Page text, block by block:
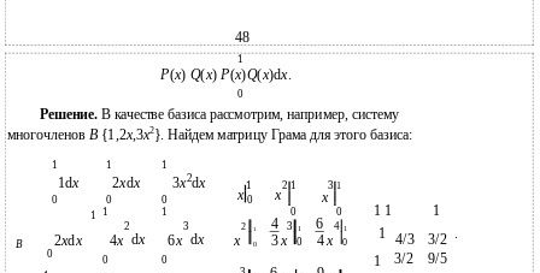
48
1
P(x) Q(x)P(x)Q(x)dx.
0
Решение. В качестве базиса рассмотрим, например, систему
многочленов B {1,2x,3x2}. Найдем матрицу Грама для этого базиса:
1 1 1
1dx 2xdx 3x2dx
x
1
x
2 1 3 1
0
0 0
0
0
x
0 1 1 1
1 1 1
4 6
2 3 2 1 3 1 4 1
B 2xdx 4x dx 6x dx x 0 3x 0 4x 0
1 4/3 3/2
3/2 9/5
0
0 0 1